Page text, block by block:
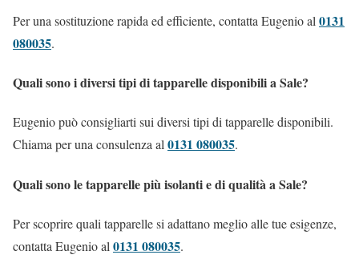
Per una sostituzione rapida ed efficiente, contatta Eugenio al 0131
080035.
Quali sono i diversi tipi di tapparelle disponibili a Sale?
Eugenio può consigliarti sui diversi tipi di tapparelle disponibili.
Chiama per una consulenza al0131 080035.
Quali sono le tapparelle più isolanti e di qualità a Sale?
Per scoprire quali tapparelle si adattano meglio alle tue esigenze,
contatta Eugenio al 0131 080035.